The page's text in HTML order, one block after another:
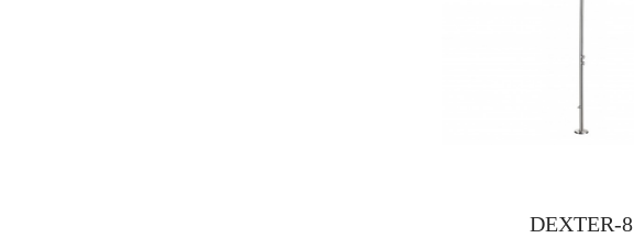
DEXTER-8